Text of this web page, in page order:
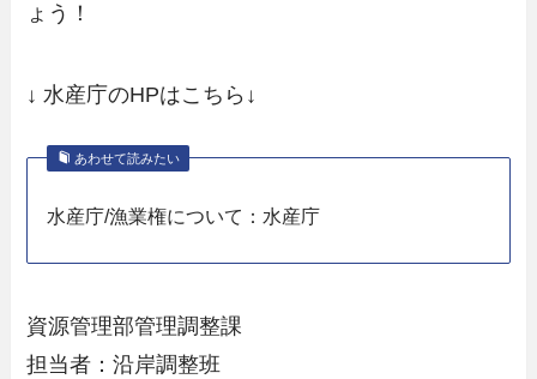
ょう！
↓ 水産庁のHPはこちら↓
あわせて読みたい
水産庁/漁業権について：水産庁
資源管理部管理調整課
担当者：沿岸調整班